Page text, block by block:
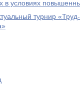
условиях
турнир